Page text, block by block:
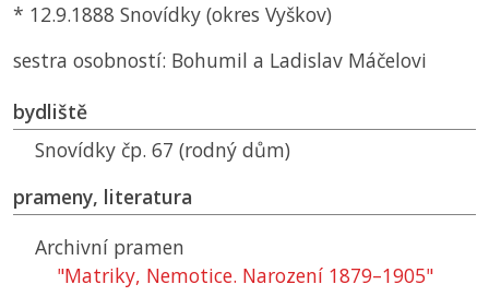
* 12.9.1888 Snovídky (okres Vyškov)
sestra osobností: Bohumil a Ladislav Máčelovi
bydliště
Snovídky čp. 67 (rodný dům)
prameny, literatura
Archivní pramen
"Matriky, Nemotice. Narození 1879–1905"